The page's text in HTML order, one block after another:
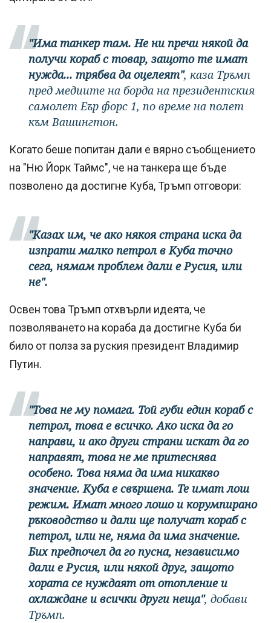
"Има танкер там. Не ни пречи някой да
получи кораб с товар, защото те имат
нужда... трябва да оцелеят", каза Тръмп
пред медиите на борда на президентския
самолет Еър форс 1, по време на полет
към Вашингтон.
Когато беше попитан дали е вярно съобщението
на "Ню Йорк Таймс", че на танкера ще бъде
позволено да достигне Куба, Тръмп отговори:
"Казах им, че ако някоя страна иска да
изпрати малко петрол в Куба точно
сега, нямам проблем дали е Русия, или
не".
Освен това Тръмп отхвърли идеята, че
позволяването на кораба да достигне Куба би
било от полза за руския президент Владимир
Путин.
"Това не му помага. Той губи един кораб с
петрол, това е всичко. Ако иска да го
направи, и ако други страни искат да го
направят, това не ме притеснява
особено. Това няма да има никакво
значение. Куба е свършена. Те имат лош
режим. Имат много лошо и корумпирано
ръководство и дали ще получат кораб с
петрол, или не, няма да има значение.
Бих предпочел да го пусна, независимо
дали е Русия, или някой друг, защото
хората се нуждаят от отопление и
охлаждане и всички други неща", добави
Тръмп.